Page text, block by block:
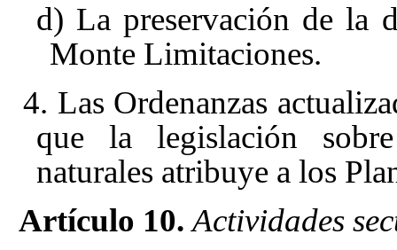
d) La preservación de la
Monte Limitaciones.
4. Las Ordenanzas
que la legislación
naturales atribuye a los
Artículo 10. Actividades